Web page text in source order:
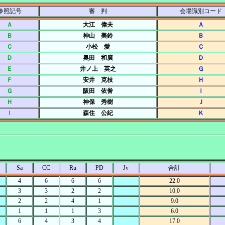
照記号 審 判
会場識別コード
Ａ
大江 偉夫
Ａ
Ｂ
神山 美鈴
Ｂ
Ｃ
小松 愛
Ｃ
Ｄ
奥田 和廣
Ｄ
Ｅ
井ノ上 英之
Ｇ
Ｆ
安井 克枝
Ｈ
Ｇ
阪田 依誉
Ｉ
Ｈ
神保 秀樹
Ｊ
Ｉ
森住 公紀 Ｋ
Sa CC Ru PD Jv
合計
4
6 6 6
22.0
3
3 2 2
10.0
2
2 4 1
9.0
1
1 1 3
6.0
6
4 3 4 17.0